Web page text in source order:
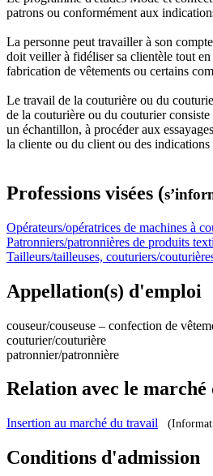
patrons ou conformément aux
La personne peut travailler à son
doit veiller à fidéliser sa clientèle tout
fabrication de vêtements ou certains
Le travail de la couturière ou du
de la couturière ou du couturier
un échantillon, à procéder aux
la cliente ou du client ou des
Professions visées (
Opérateurs/opératrices de machines à
Patronniers/patronnières de produits
Tailleurs/tailleuses, couturiers/
Appellation(s) d'emploi
couseur/couseuse – confection de
couturier/couturière
patronnier/patronnière
Relation avec le
Insertion au marché du travail
Conditions d'admission